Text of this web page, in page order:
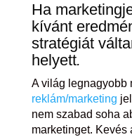
Ha
kívánt
stratégiát
helyett.
A világ legnagyobb
reklám/marketing
nem szabad soha
marketinget. Kevés